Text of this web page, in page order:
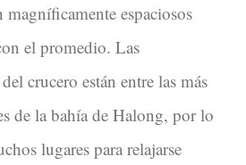
magníficamente espaciosos
el promedio. Las
crucero están entre las más
de la bahía de Halong, por lo
lugares para relajarse